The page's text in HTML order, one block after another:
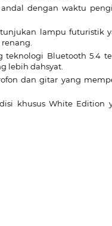
dengan waktu
lampu futuristik
teknologi Bluetooth 5.4
lebih dahsyat.
dan gitar yang
khusus White Edition